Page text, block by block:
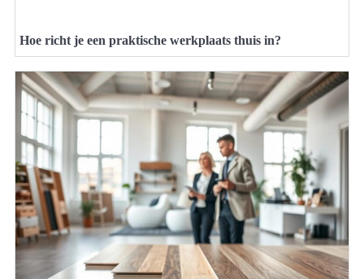
Hoe richt je een praktische werkplaats thuis in?